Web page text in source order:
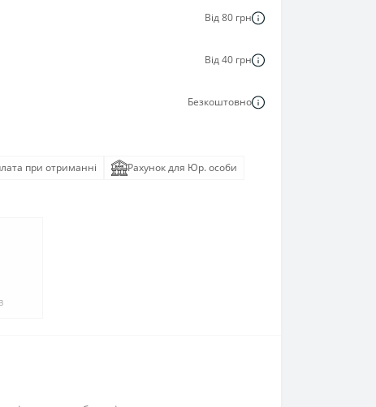
Від 80 грн
Від 40 грн
Безкоштовно
при отриманні
Рахунок для Юр. особи